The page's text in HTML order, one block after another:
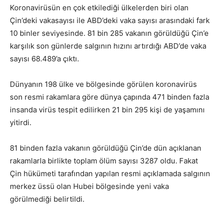
Koronavirüsün en çok etkilediği ülkelerden biri olan
Çin’deki vakasayısı ile ABD’deki vaka sayısı arasındaki fark
10 binler seviyesinde. 81 bin 285 vakanın görüldüğü Çin’e
karşılık son günlerde salgının hızını artırdığı ABD’de vaka
sayısı 68.489’a çıktı.
Dünyanın 198 ülke ve bölgesinde görülen koronavirüs
son resmi rakamlara göre dünya çapında 471 binden fazla
insanda virüs tespit edilirken 21 bin 295 kişi de yaşamını
yitirdi.
81 binden fazla vakanın görüldüğü Çin’de dün açıklanan
rakamlarla birlikte toplam ölüm sayısı 3287 oldu. Fakat
Çin hükümeti tarafından yapılan resmi açıklamada salgının
merkez üssü olan Hubei bölgesinde yeni vaka
görülmediği belirtildi.